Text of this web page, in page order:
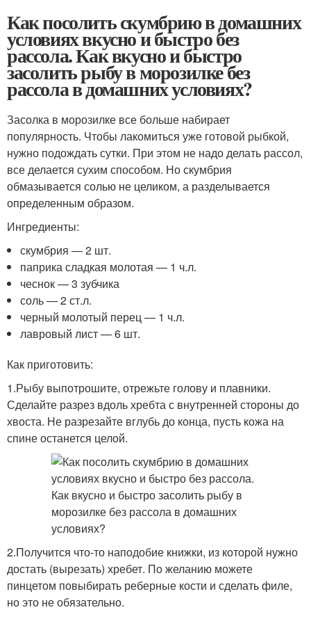
Как посолить скумбрию в домашних
условиях вкусно и быстро без
рассола. Как вкусно и быстро
засолить рыбу в морозилке без
рассола в домашних условиях?
Засолка в морозилке все больше набирает
популярность. Чтобы лакомиться уже готовой рыбкой,
нужно подождать сутки. При этом не надо делать рассол,
все делается сухим способом. Но скумбрия
обмазывается солью не целиком, а разделывается
определенным образом.
Ингредиенты:
скумбрия — 2 шт.
паприка сладкая молотая — 1 ч.л.
чеснок — 3 зубчика
соль — 2 ст.л.
черный молотый перец — 1 ч.л.
лавровый лист — 6 шт.
Как приготовить:
1.Рыбу выпотрошите, отрежьте голову и плавники.
Сделайте разрез вдоль хребта с внутренней стороны до
хвоста. Не разрезайте вглубь до конца, пусть кожа на
спине останется целой.
2.Получится что-то наподобие книжки, из которой нужно
достать (вырезать) хребет. По желанию можете
пинцетом повыбирать реберные кости и сделать филе,
но это не обязательно.